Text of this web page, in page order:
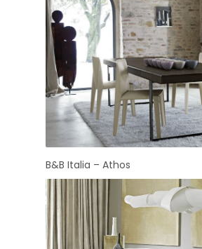
B&B Italia – Athos